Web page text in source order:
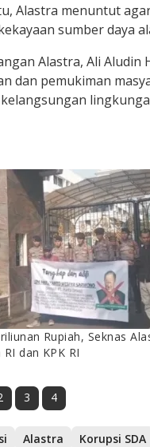
Alastra menuntut
sumber daya
Alastra, Ali Aludin
dan pemukiman
Rupiah, Seknas
dan KPK RI
3 4
Alastra Korupsi SDA